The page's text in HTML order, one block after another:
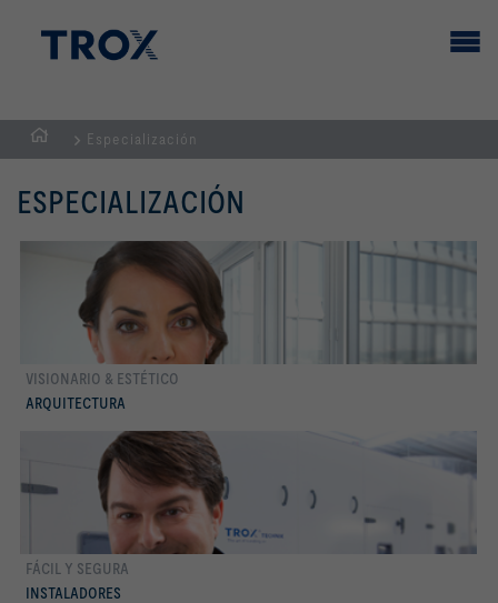
PÁGINA
PRINCIPAL
Especialización
ESPECIALIZACIÓN
VISIONARIO & ESTÉTICO
ARQUITECTURA
Conocer más
FÁCIL Y SEGURA
INSTALADORES
Conocer más